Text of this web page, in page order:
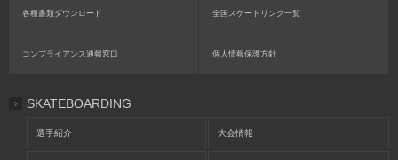
各種書類ダウンロード 全国スケートリンク一覧
コンプライアンス通報窓口 個人情報保護方針
SKATEBOARDING
選手紹介 大会情報